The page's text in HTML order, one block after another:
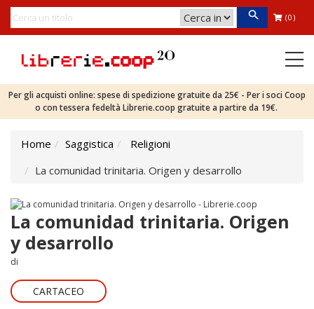
(0)
Per gli acquisti online: spese di spedizione gratuite da 25€ - Per i soci Coop
o con tessera fedeltà Librerie.coop gratuite a partire da 19€.
Home Saggistica
Religioni
La comunidad trinitaria. Origen y desarrollo
La comunidad trinitaria. Origen
y desarrollo
di
CARTACEO